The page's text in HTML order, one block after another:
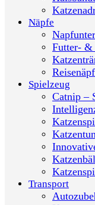
Näpfe
Futter- &
Spielzeug
Catnip –
Transport